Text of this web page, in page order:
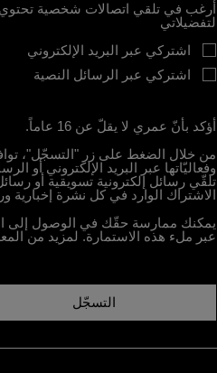
أرغب في تلقي اتصالات شخصية
لتفضيلاتي
اشتركي عبر البريد الإلكتروني
اشتركي عبر الرسائل النصية
أؤكد بأنّ عمري لا يقلّ عن 16 عاماً.
وفعاليّاتها عبر البريد الإلكتروني
تلقّي رسائل إلكترونية تسويقية أو
الاشتراك الوارد في كل نشرة إخبارية
يمكنك ممارسة حقّك في الوصول إلى
عبر ملء هذه الاستمارة. لمزيد من
التسجّل